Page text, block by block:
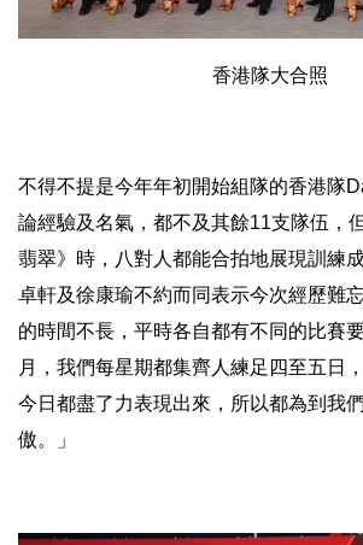
香港隊大合照
不得不提是今年年初開始組隊的香港隊
論經驗及名氣，都不及其餘11支隊伍，
翡翠》時，八對人都能合拍地展現訓練成
卓軒及徐康瑜不約而同表示今次經歷難忘
的時間不長，平時各自都有不同的比賽要
月，我們每星期都集齊人練足四至五日，
今日都盡了力表現出來， 所以都為到我
傲。」